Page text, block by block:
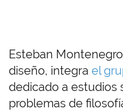
Esteban
diseño, integra el
dedicado a estudios
problemas de